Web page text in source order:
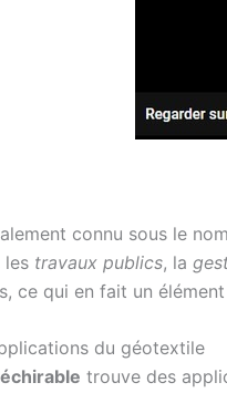
connu sous le
les travaux publics, la
ce qui en fait un
du géotextile
trouve des